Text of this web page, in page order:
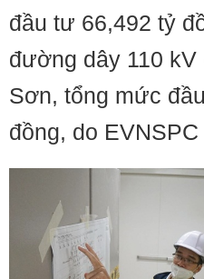
đầu tư 66,492 tỷ
đường dây 110
Sơn, tổng mức
đồng, do